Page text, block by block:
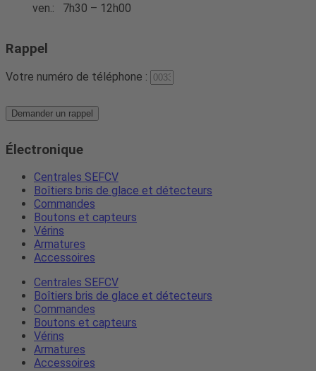
ven.:
7h30 – 12h00
Rappel
Votre numéro de téléphone :
Demander un rappel
Électronique
Centrales SEFCV
Boîtiers bris de glace et détecteurs
Commandes
Boutons et capteurs
Vérins
Armatures
Accessoires
Centrales SEFCV
Boîtiers bris de glace et détecteurs
Commandes
Boutons et capteurs
Vérins
Armatures
Accessoires